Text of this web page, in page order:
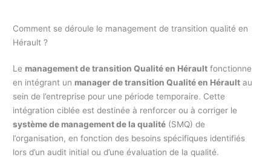
Comment se déroule le management de transition qualité en
Hérault ?
Le management de transition Qualité en Hérault fonctionne
en intégrant un manager de transition Qualité en Hérault au
sein de l’entreprise pour une période temporaire. Cette
intégration ciblée est destinée à renforcer ou à corriger le
système de management de la qualité (SMQ) de
l’organisation, en fonction des besoins spécifiques identifiés
lors d’un audit initial ou d’une évaluation de la qualité.